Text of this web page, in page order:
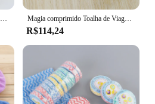
4pc 100% algodão toalhas de mão para adultos xadrez toalha de mão cuidados com o rosto magia esporte banheiro waffle toalha 35x35cm Magia comprimido Toalha de Viagem, Toalha de rosto, Toalha de banho, tecidos umedecidos, água e molhado, descartável, algodão, 62x30cm, 6pcs
R$114,24